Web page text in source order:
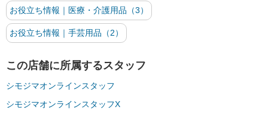
お役立ち情報｜医療・介護用品（3）
お役立ち情報｜手芸用品（2）
この店舗に所属するスタッフ
シモジマオンラインスタッフ
シモジマオンラインスタッフX